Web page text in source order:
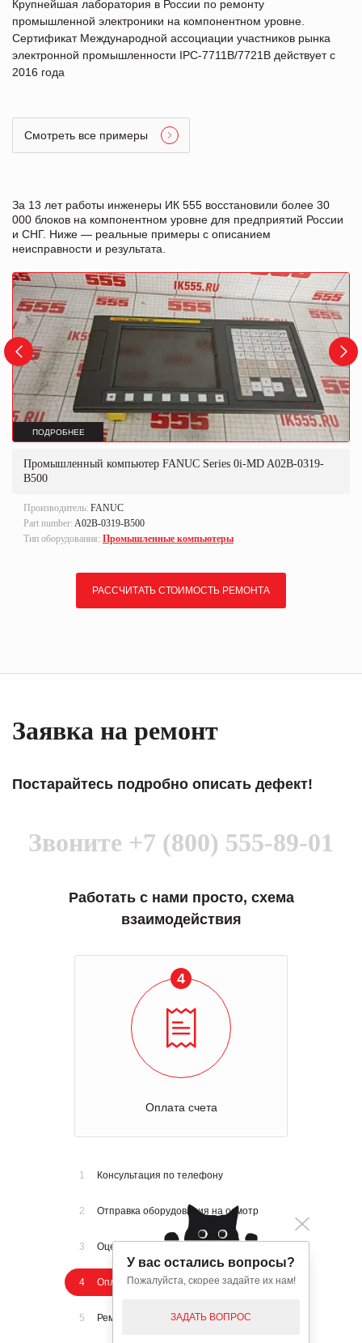
Крупнейшая лаборатория в России по ремонту
промышленной электроники на компонентном уровне.
Сертификат Международной ассоциации участников рынка
электронной промышленности IPC-7711B/7721B действует с
2016 года
Смотреть все примеры
За 13 лет работы инженеры ИК 555 восстановили более 30
000 блоков на компонентном уровне для предприятий России
и СНГ. Ниже — реальные примеры с описанием
неисправности и результата.
ПОДРОБНЕЕ
Промышленный компьютер FANUC Series 0i-MD A02B-0319-
B500
Производитель: FANUC
Part number: A02B-0319-B500
Тип оборудования: Промышленные компьютеры
РАССЧИТАТЬ СТОИМОСТЬ РЕМОНТА
Заявка на ремонт
Постарайтесь подробно описать дефект!
Звоните +7 (800) 555-89-01
Работать с нами просто, схема
взаимодействия
5
Ремонт и отправка оборудования
1 Консультация по телефону
2 Отправка оборудования на осмотр
3 Оценка стоимости ремонта
4 Оплата счета
5 Ремонт и отправка оборудования
У вас остались вопросы?
Пожалуйста, скорее задайте их нам!
ЗАДАТЬ ВОПРОС